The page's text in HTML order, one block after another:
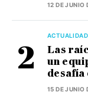
12 DE JUNIO
ACTUALIDAD
Las
un
desafía
15 DE JUNIO